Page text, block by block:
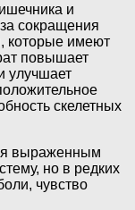
и
сокращения
которые имеют
повышает
улучшает
скелетных
выраженным
но в редких
чувство